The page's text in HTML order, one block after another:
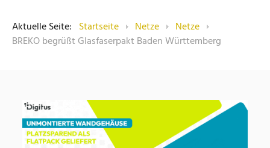
Aktuelle Seite: Startseite Netze
Netze
BREKO begrüßt Glasfaserpakt Baden Württemberg